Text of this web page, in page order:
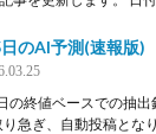
のAI予測(速報版)
の終値ベースでの抽
急ぎ、自動投稿とな